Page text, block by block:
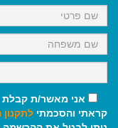
אני מאשר/ת קבלת
קראתי והסכמתי